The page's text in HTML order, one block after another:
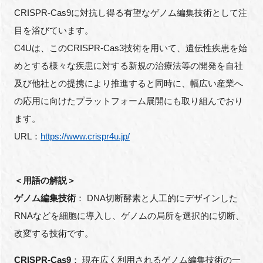
CRISPR-Cas9に対抗し得る有望なゲノム編集技術として注
目を浴びています。
C4Uは、このCRISPR-Cas3技術を用いて、遺伝性疾患を始
めとする様々な疾患に対する新規の治療法等の開発を自社
及び他社との提携により推進すると同時に、幅広い産業へ
の応用に向けたプラットフォーム展開にも取り組んでおり
ます。
URL： https://www.crispr4u.jp/
＜用語の解説＞
ゲノム編集技術： DNA切断酵素と人工的にデザインした
RNAなどを細胞に導入し、ゲノムの局所を選択的に切断、
改変する技術です。
CRISPR-Cas9： 現在広く利用されるゲノム編集技術の一